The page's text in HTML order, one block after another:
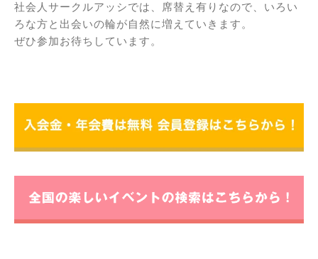
社会人サークルアッシでは、席替え有りなので、いろい
ろな方と出会いの輪が自然に増えていきます。
ぜひ参加お待ちしています。